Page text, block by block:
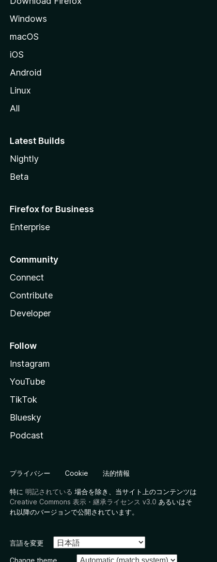
Windows
macOS
iOS
Android
Linux
All
Latest Builds
Nightly
Beta
Firefox for Business
Enterprise
Community
Connect
Contribute
Developer
Follow
Instagram
YouTube
TikTok
Bluesky
Podcast
プライバシー Cookie 法的情報
特に 明記されている 場合を除き、当サイト上のコンテンツは
Creative Commons 表示・継承ライセンス v3.0 あるいはそ
れ以降のバージョンで公開されています。
言語を変更
Change theme